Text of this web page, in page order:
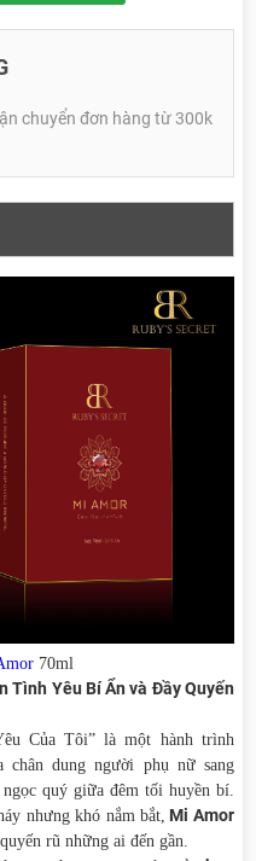
chuyển đơn hàng từ 300k
70ml
Tình Yêu Bí Ẩn và Đầy Quyến
Của Tôi” là một hành trình
chân dung người phụ nữ sang
quý giữa đêm tối huyền bí.
nhưng khó nắm bắt, Mi Amor
rũ những ai đến gần.